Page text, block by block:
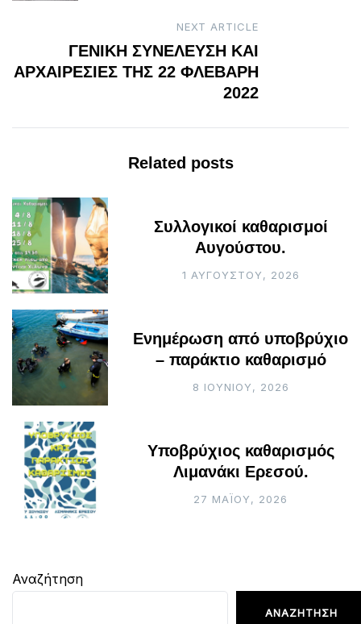
NEXT ARTICLE
ΓΕΝΙΚΗ ΣΥΝΕΛΕΥΣΗ ΚΑΙ
ΑΡΧΑΙΡΕΣΙΕΣ ΤΗΣ 22 ΦΛΕΒΑΡΗ
2022
Related posts
Συλλογικοί καθαρισμοί
Αυγούστου.
1 ΑΥΓΟΎΣΤΟΥ, 2026
Ενημέρωση από υποβρύχιο
– παράκτιο καθαρισμό
8 ΙΟΥΝΊΟΥ, 2026
Υποβρύχιος καθαρισμός
Λιμανάκι Ερεσού.
27 ΜΑΪ́ΟΥ, 2026
Αναζήτηση
ΑΝΑΖΉΤΗΣΗ